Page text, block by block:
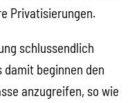
Privatisierungen.
schlussendlich
beginnen den
anzugreifen, so wie